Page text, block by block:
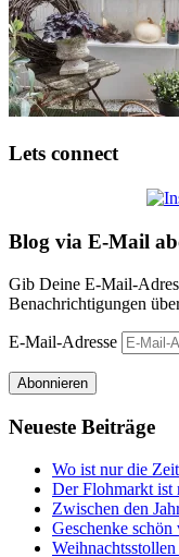
Lets connect
Blog via E-Mail
Gib Deine E-Mail-
Benachrichtigungen
E-Mail-Adresse
Abonnieren
Neueste Beiträge
Wo ist nur die
Der Flohmarkt ist
Zwischen den
Geschenke schön
Weihnachtsstollen